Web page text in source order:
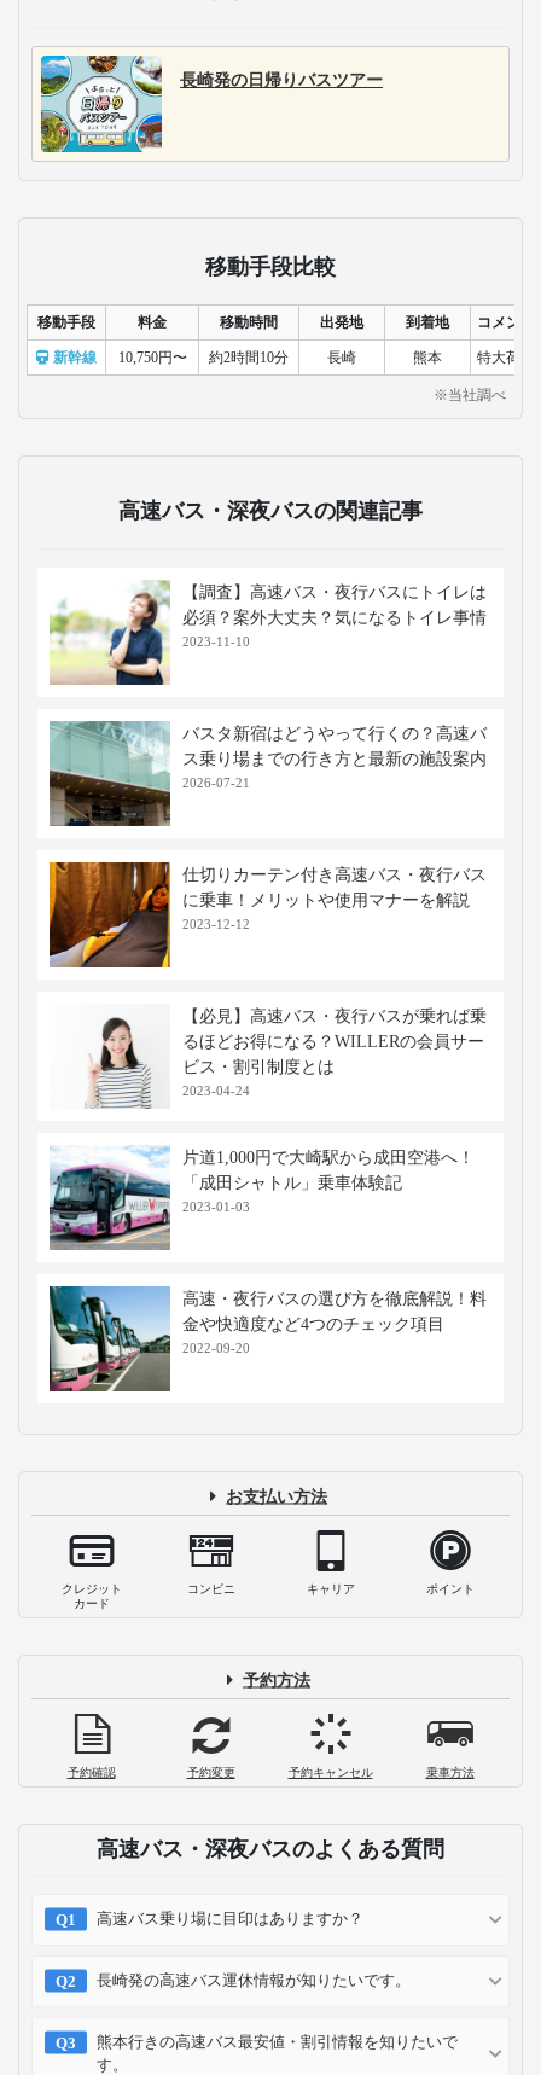
長崎発の日帰りバスツアー
移動手段比較
移動手段 料金 移動時間 出発地 到着地 コメント
新幹線 10,750円〜 約2時間10分 長崎 熊本 特大荷物
※当社調べ
高速バス・深夜バスの関連記事
【調査】高速バス・夜行バスにトイレは
必須？案外大丈夫？気になるトイレ事情
2023-11-10
バスタ新宿はどうやって行くの？高速バ
ス乗り場までの行き方と最新の施設案内
2026-07-21
仕切りカーテン付き高速バス・夜行バス
に乗車！メリットや使用マナーを解説
2023-12-12
【必見】高速バス・夜行バスが乗れば乗
るほどお得になる？WILLERの会員サー
ビス・割引制度とは
2023-04-24
片道1,000円で大崎駅から成田空港へ！
「成田シャトル」乗車体験記
2023-01-03
高速・夜行バスの選び方を徹底解説！料
金や快適度など4つのチェック項目
2022-09-20
お支払い方法
クレジット
カード
コンビニ キャリア ポイント
予約方法
予約確認 予約変更 予約キャンセル 乗車方法
高速バス・深夜バスのよくある質問
高速バス乗り場に目印はありますか？
長崎発の高速バス運休情報が知りたいです。
熊本行きの高速バス最安値・割引情報を知りたいで
す。